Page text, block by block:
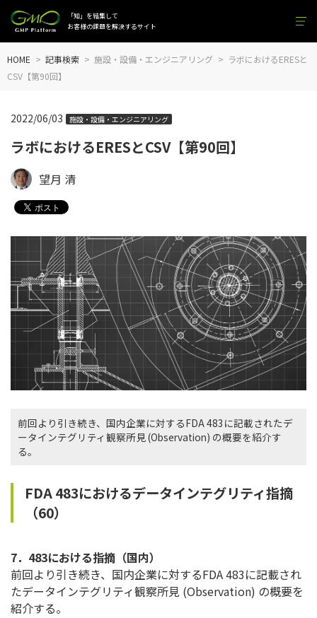
「知」を結集して
お客様の課題を解決するサイト
HOME 記事検索 施設・設備・エンジニアリング
ラボにおけるERESと
CSV【第90回】
ラボにおけるERESとCSV【第90回】
2022/06/03 施設・設備・エンジニアリング
望月 清
前回より引き続き、国内企業に対するFDA 483に記載されたデ
ータインテグリティ観察所見 (Observation) の概要を紹介す
る。
FDA 483におけるデータインテグリティ指摘
（60）
7．483における指摘（国内）
前回より引き続き、国内企業に対するFDA 483に記載され
たデータインテグリティ観察所見 (Observation) の概要を
紹介する。